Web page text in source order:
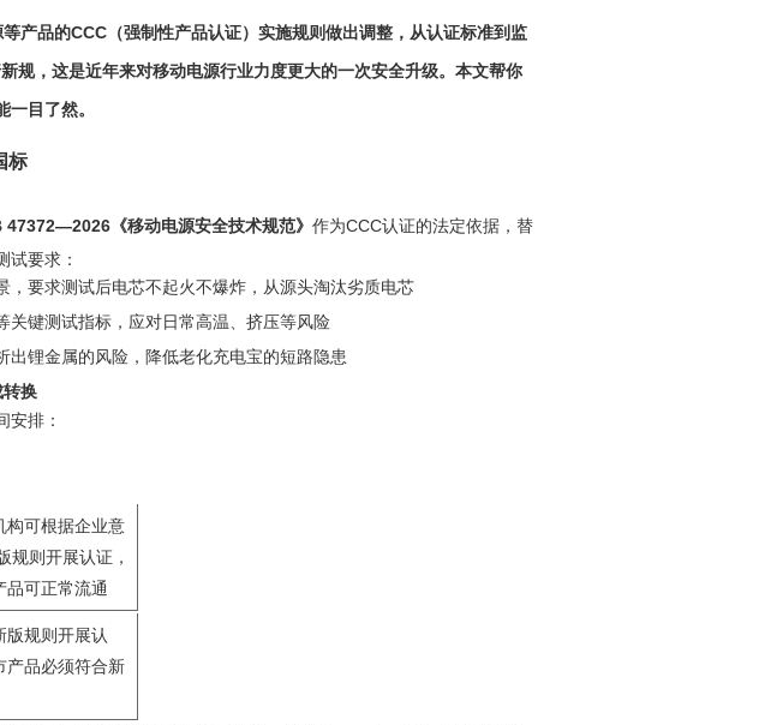
品的CCC（强制性产品认证）实施规则做出调整，从认证标准到监
规，这是近年来对移动电源行业力度更大的一次安全升级。本文帮你
目了然。
标
47372—2026《移动电源安全技术规范》 ‌作为CCC认证的法定依据，替
试要求：
，要求测试后电芯不起火不爆炸，从源头淘汰劣质电芯
关键测试指标，应对日常高温、挤压等风险
出锂金属的风险，降低老化充电宝的短路隐患
转换
安排：
构可根据企业意
规则开展认证，
品可正常流通
版规则开展认
产品必须符合新